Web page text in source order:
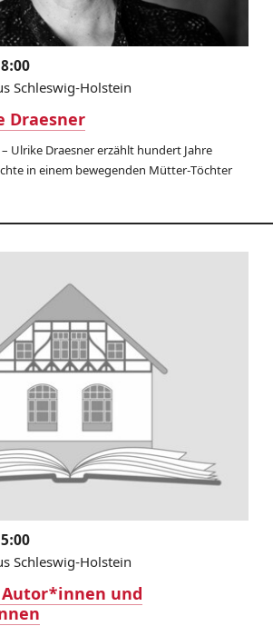
Schleswig-Holstein
Draesner
Ulrike Draesner erzählt hundert Jahre
in einem bewegenden Mütter-Töchter
Schleswig-Holstein
und